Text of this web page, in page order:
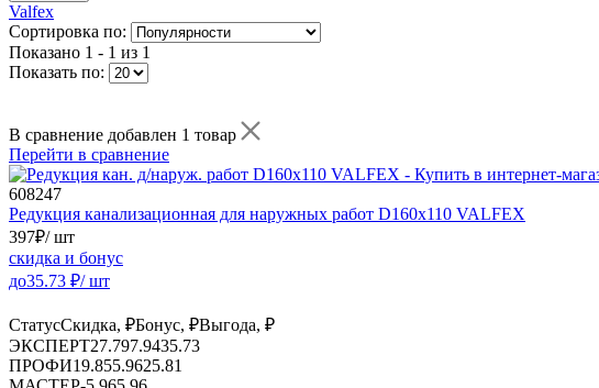
Valfex
Сортировка по:
Показано 1 - 1 из 1
Показать по:
В сравнение добавлен 1 товар
Перейти в сравнение
608247
Редукция канализационная для наружных работ D160х110 VALFEX
397₽/ шт
скидка и бонус
до35.73 ₽/ шт
СтатусСкидка, ₽Бонус, ₽Выгода, ₽
ЭКСПЕРТ27.797.9435.73
ПРОФИ19.855.9625.81